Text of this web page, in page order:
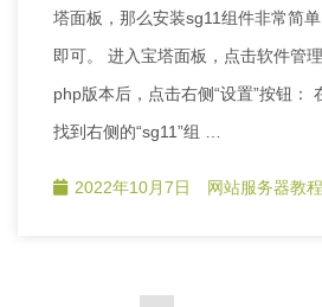
塔面板，那么安装sg11组件非常简
即可。 进入宝塔面板，点击软件管
php版本后，点击右侧“设置”按钮：
找到右侧的“sg11”组 …
2022年10月7日 网站服务器教程